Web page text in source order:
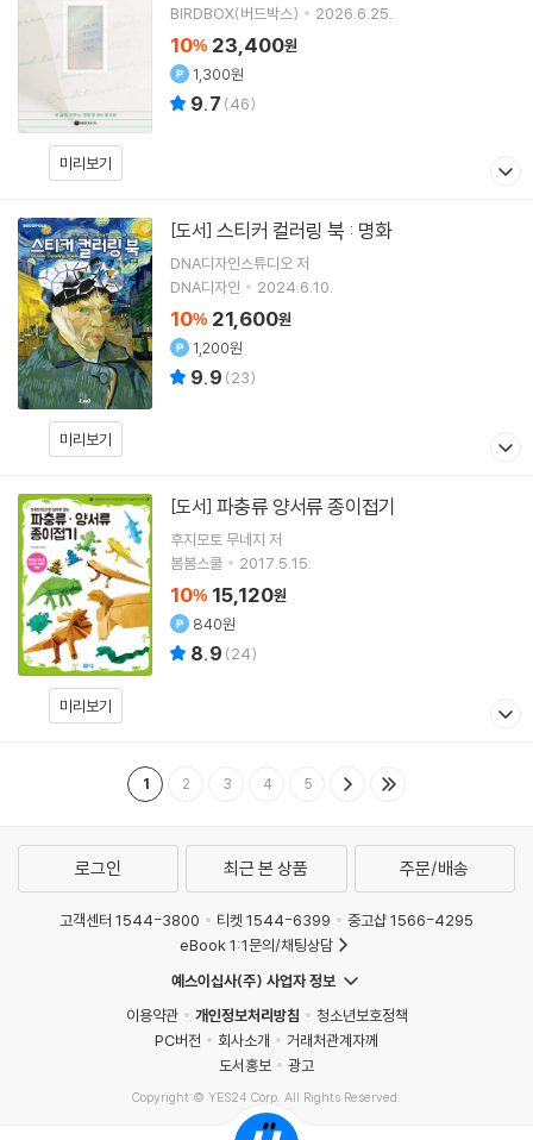
미리보기
BIRDBOX(버드박스)
2026.6.25.
10% 23,400원
1,300원
9.7 (46)
미리보기
[도서] 스티커 컬러링 북 : 명화
DNA디자인스튜디오 저
DNA디자인
2024.6.10.
10% 21,600원
1,200원
9.9 (23)
미리보기
[도서] 파충류 양서류 종이접기
후지모토 무네지 저
봄봄스쿨
2017.5.15.
10% 15,120원
840원
8.9 (24)
1 2 3 4 5
로그인 최근 본 상품 주문/배송
고객센터 1544-3800 티켓 1544-6399
중고샵 1566-4295
eBook 1:1문의/채팅상담
예스이십사(주) 사업자 정보
이용약관
개인정보처리방침
청소년보호정책
PC버전
회사소개
거래처관계자께
도서홍보
광고
Copyright © YES24 Corp. All Rights Reserved.